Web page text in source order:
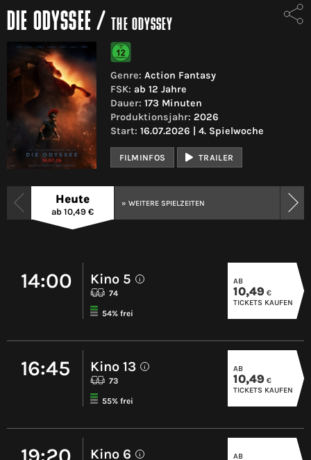
DIE ODYSSEE /THE ODYSSEY
Genre: Action Fantasy
FSK: ab 12 Jahre
Dauer: 173 Minuten
Produktionsjahr: 2026
Start: 16.07.2026 | 4. Spielwoche
FILMINFOS TRAILER
Heute
ab 10,49 €
» WEITERE SPIELZEITEN
14:00 Kino 5 i
74
54% frei
AB
10,49 €
TICKETS KAUFEN
16:45 Kino 13 i
73
55% frei
AB
10,49 €
TICKETS KAUFEN
Kino 6 i AB